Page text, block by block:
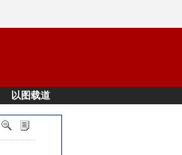
以图载道